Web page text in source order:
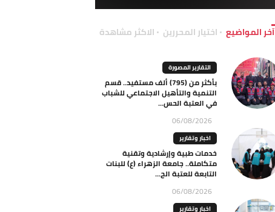
آخر المواضيع اختيار المحررين الاكثر مشاهدة
التقارير المصورة
بأكثر من (795) ألف مستفيد.. قسم
التنمية والتأهيل الاجتماعي للشباب
في العتبة الحس...
06/08/2026
اخبار وتقارير
خدمات طبية وإرشادية وتقنية
متكاملة.. جامعة الزهراء (ع) للبنات
التابعة للعتبة الح...
06/08/2026
اخبار وتقارير